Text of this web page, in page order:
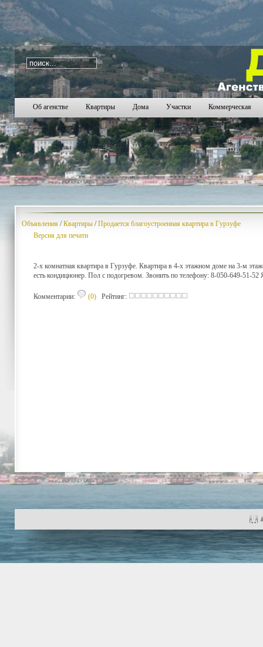
i=179
291292293294 296297 298 299
Об агенстве Квартиры Дома Участки Коммерческая
Объявления /Квартиры /Продается благоустроенная квартира в Гурзуфе
Версия для печати
2-х комнатная квартира в Гурзуфе. Квартира в 4-х этажном доме на 3-м
есть кондиционер. Пол с подогревом. Звонить по телефону: 8-050-649-51-52
Комментарии: (0) Рейтинг: